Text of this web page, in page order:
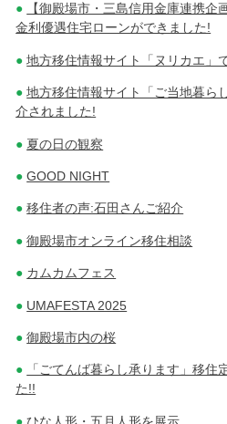
【御殿場市・三島信用金庫連携
金利優遇住宅ローンができました!
地方移住情報サイト「ヌリカエ」
地方移住情報サイト「ご当地暮ら
介されました!
夏の日の観察
GOOD NIGHT
移住者の声:石田さんご紹介
御殿場市オンライン移住相談
カムカムフェス
UMAFESTA 2025
御殿場市内の桜
「ごてんば暮らし承ります」移住
た!!
ひな人形・五月人形を展示